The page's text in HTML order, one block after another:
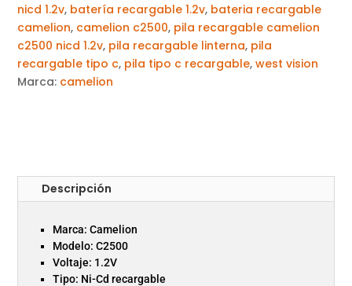
nicd 1.2v, batería recargable 1.2v, bateria recargable
camelion, camelion c2500, pila recargable camelion
c2500 nicd 1.2v, pila recargable linterna, pila
recargable tipo c, pila tipo c recargable,west vision
Marca: camelion
Descripción
Marca: Camelion
Modelo: C2500
Voltaje: 1.2V
Tipo: Ni-Cd recargable